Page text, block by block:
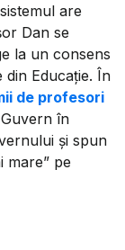
are
Dan se
la un consens
Educație. În
de profesori
în
și spun
mare” pe